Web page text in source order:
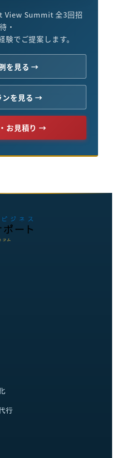
View Summit 全3回招
待・
験でご提案します。
を見る →
ンを見る →
お見積り →
行